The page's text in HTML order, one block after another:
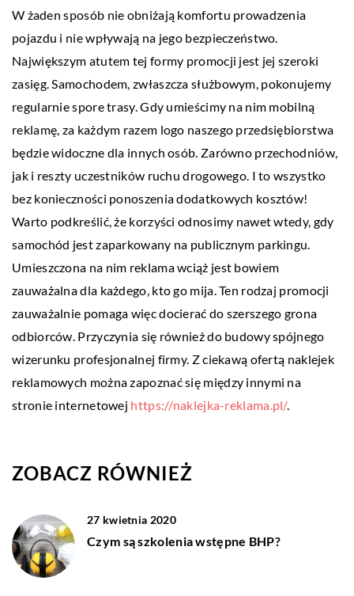
W żaden sposób nie obniżają komfortu prowadzenia
pojazdu i nie wpływają na jego bezpieczeństwo.
Największym atutem tej formy promocji jest jej szeroki
zasięg. Samochodem, zwłaszcza służbowym, pokonujemy
regularnie spore trasy. Gdy umieścimy na nim mobilną
reklamę, za każdym razem logo naszego przedsiębiorstwa
będzie widoczne dla innych osób. Zarówno przechodniów,
jak i reszty uczestników ruchu drogowego. I to wszystko
bez konieczności ponoszenia dodatkowych kosztów!
Warto podkreślić, że korzyści odnosimy nawet wtedy, gdy
samochód jest zaparkowany na publicznym parkingu.
Umieszczona na nim reklama wciąż jest bowiem
zauważalna dla każdego, kto go mija. Ten rodzaj promocji
zauważalnie pomaga więc docierać do szerszego grona
odbiorców. Przyczynia się również do budowy spójnego
wizerunku profesjonalnej firmy. Z ciekawą ofertą naklejek
reklamowych można zapoznać się między innymi na
stronie internetowej https://naklejka-reklama.pl/.
ZOBACZ RÓWNIEŻ
27 kwietnia 2020
Czym są szkolenia wstępne BHP?